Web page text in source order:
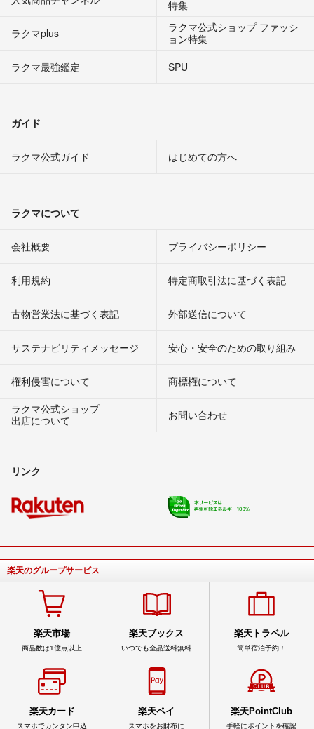
特集
ラクマplus
ラクマ公式ショップ ファッシ
ョン特集
ラクマ最強鑑定
SPU
ガイド
ラクマ公式ガイド はじめての方へ
ラクマについて
会社概要 プライバシーポリシー
利用規約 特定商取引法に基づく表記
古物営業法に基づく表記 外部送信について
サステナビリティメッセージ 安心・安全のための取り組み
権利侵害について
商標権について
ラクマ公式ショップ
出店について
お問い合わせ
リンク
楽天のグループサービス
楽天市場
商品数は1億点以上
楽天ブックス
いつでも全品送料無料
楽天トラベル
簡単宿泊予約！
楽天カード
スマホでカンタン申込
楽天ペイ
スマホをお財布に
楽天PointClub
手軽にポイントを確認